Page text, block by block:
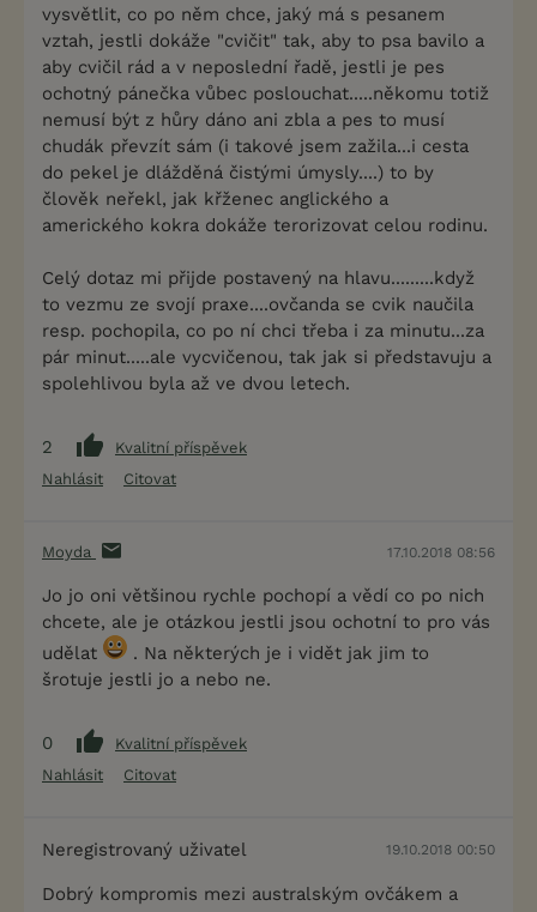
vysvětlit, co po něm chce, jaký má s pesanem
vztah, jestli dokáže "cvičit" tak, aby to psa bavilo a
aby cvičil rád a v neposlední řadě, jestli je pes
ochotný pánečka vůbec poslouchat.....někomu totiž
nemusí být z hůry dáno ani zbla a pes to musí
chudák převzít sám (i takové jsem zažila...i cesta
do pekel je dlážděná čistými úmysly....) to by
člověk neřekl, jak křženec anglického a
amerického kokra dokáže terorizovat celou rodinu.
Celý dotaz mi přijde postavený na hlavu.........když
to vezmu ze svojí praxe....ovčanda se cvik naučila
resp. pochopila, co po ní chci třeba i za minutu...za
pár minut.....ale vycvičenou, tak jak si představuju a
spolehlivou byla až ve dvou letech.
2
Kvalitní příspěvek
Nahlásit
Citovat
Moyda 17.10.2018 08:56
Jo jo oni většinou rychle pochopí a vědí co po nich
chcete, ale je otázkou jestli jsou ochotní to pro vás
udělat
. Na některých je i vidět jak jim to
šrotuje jestli jo a nebo ne.
0
Kvalitní příspěvek
Nahlásit
Citovat
Neregistrovaný uživatel 19.10.2018 00:50
Dobrý kompromis mezi australským ovčákem a